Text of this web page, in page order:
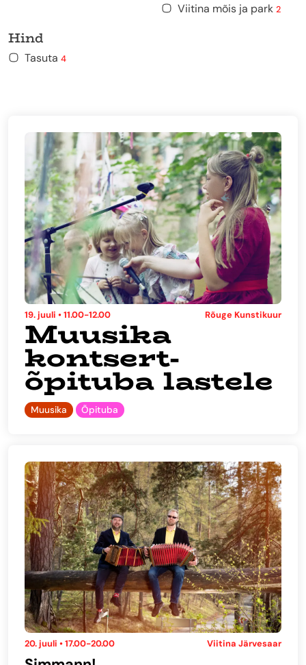
Viitina mõis ja park 2
Hind
Tasuta 4
19. juuli • 11.00-12.00 Rõuge Kunstikuur
Muusika
kontsert-
õpituba lastele
Muusika Õpituba
20. juuli • 17.00-20.00 Viitina Järvesaar